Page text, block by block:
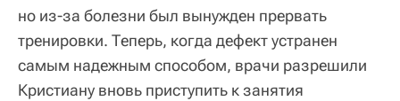
но из-за болезни был вынужден прервать
тренировки. Теперь, когда дефект устранен
самым надежным способом, врачи разрешили
Кристиану вновь приступить к занятия